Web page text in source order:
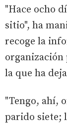
"Hace ocho
sitio", ha
recoge la
organización
la que ha
"Tengo, ahí,
parido siete;